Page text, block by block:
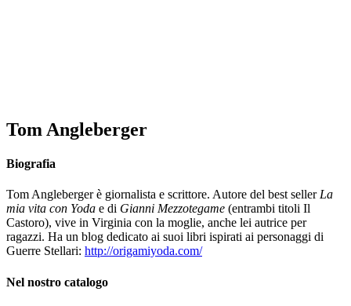
Tom Angleberger
Biografia
Tom Angleberger è giornalista e scrittore. Autore del best sellerLa
mia vita con Yoda e di Gianni Mezzotegame (entrambi titoli Il
Castoro), vive in Virginia con la moglie, anche lei autrice per
ragazzi. Ha un blog dedicato ai suoi libri ispirati ai personaggi di
Guerre Stellari: http://origamiyoda.com/
Nel nostro catalogo